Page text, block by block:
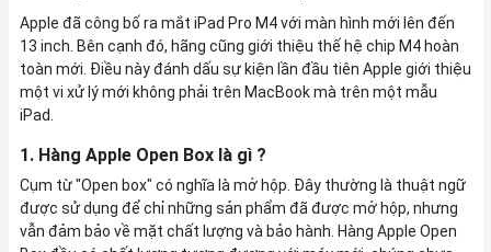
Apple đã công bố ra mắt iPad Pro M4 với màn hình mới lên đến
13 inch. Bên cạnh đó, hãng cũng giới thiệu thế hệ chip M4 hoàn
toàn mới. Điều này đánh dấu sự kiện lần đầu tiên Apple giới thiệu
một vi xử lý mới không phải trên MacBook mà trên một mẫu
iPad.
1. Hàng Apple Open Box là gì ?
Cụm từ "Open box" có nghĩa là mở hộp. Đây thường là thuật ngữ
được sử dụng để chỉ những sản phẩm đã được mở hộp, nhưng
vẫn đảm bảo về mặt chất lượng và bảo hành. Hàng Apple Open